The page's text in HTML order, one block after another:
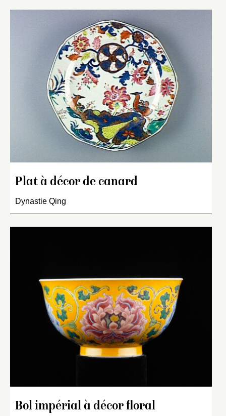
Plat à décor de canard
Dynastie Qing
Bol impérial à décor floral